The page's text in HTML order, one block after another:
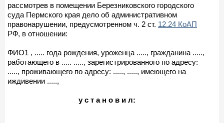
рассмотрев в помещении Березниковского городского
суда Пермского края дело об административном
правонарушении, предусмотренном ч. 2 ст. 12.24 КоАП
РФ, в отношении:
ФИО1 , ..... года рождения, уроженца ....., гражданина .....,
работающего в ..... ....., зарегистрированного по адресу:
....., проживающего по адресу: ....., ....., имеющего на
иждивении .....,
у с т а н о в и л: